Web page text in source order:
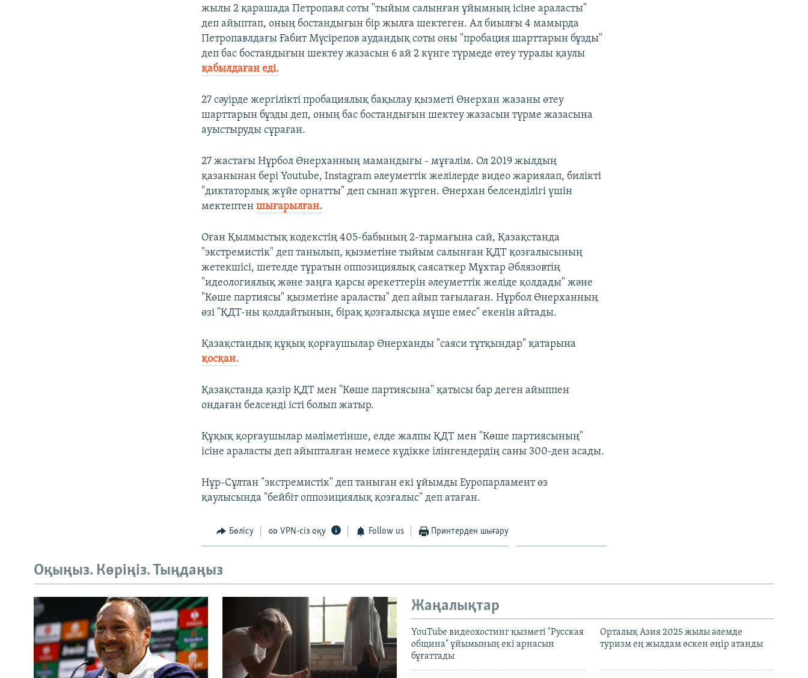
жылы 2 қарашада Петропавл соты "тыйым салынған ұйымның ісіне араласты"
деп айыптап, оның бостандығын бір жылға шектеген. Ал биылғы 4 мамырда
Петропавлдағы Ғабит Мүсірепов аудандық соты оны "пробация шарттарын бұзды"
деп бас бостандығын шектеу жазасын 6 ай 2 күнге түрмеде өтеу туралы қаулы
қабылдаған еді.
27 сәуірде жергілікті пробациялық бақылау қызметі Өнерхан жазаны өтеу
шарттарын бұзды деп, оның бас бостандығын шектеу жазасын түрме жазасына
ауыстыруды сұраған.
27 жастағы Нұрбол Өнерханның мамандығы - мұғалім. Ол 2019 жылдың
қазанынан бері Youtube, Instagram әлеуметтік желілерде видео жариялап, билікті
"диктаторлық жүйе орнатты" деп сынап жүрген. Өнерхан белсенділігі үшін
мектептеншығарылған.
Оған Қылмыстық кодекстің 405-бабының 2-тармағына сай, Қазақстанда
"экстремистік" деп танылып, қызметіне тыйым салынған ҚДТ қозғалысының
жетекшісі, шетелде тұратын оппозициялық саясаткер Мұхтар Әблязовтің
"идеологиялық және заңға қарсы әрекеттерін әлеуметтік желіде қолдады" және
"Көше партиясы" қызметіне араласты" деп айып тағылаған. Нұрбол Өнерханның
өзі "ҚДТ-ны қолдайтынын, бірақ қозғалысқа мүше емес" екенін айтады.
Қазақстандық құқық қорғаушылар Өнерханды "саяси тұтқындар" қатарына
қосқан.
Қазақстанда қазір ҚДТ мен "Көше партиясына" қатысы бар деген айыппен
ондаған белсенді істі болып жатыр.
Құқық қорғаушылар мәліметінше, елде жалпы ҚДТ мен "Көше партиясының"
ісіне араласты деп айыпталған немесе күдікке ілінгендердің саны 300-ден асады.
Нұр-Сұлтан "экстремистік" деп таныған екі ұйымды Еуропарламент өз
қаулысында "бейбіт оппозициялық қозғалыс" деп атаған.
Бөлісу VPN-сіз оқу Follow us Принтерден шығару
Оқыңыз. Көріңіз. Тыңдаңыз
Жаңалықтар
YouTube видеохостинг қызметі "Русская
община" ұйымының екі арнасын
бұғаттады
Орталық Азия 2025 жылы әлемде
туризм ең жылдам өскен өңір атанды